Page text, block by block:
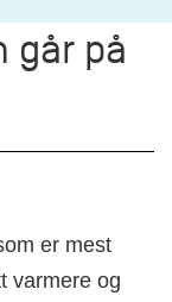
går på
er mest
varmere og